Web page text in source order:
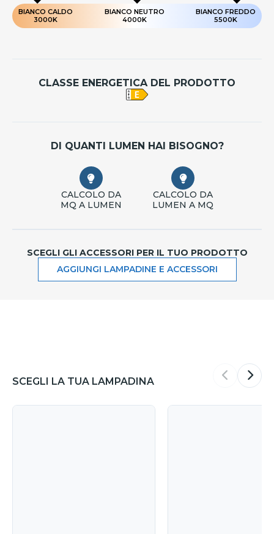
BIANCO CALDO
3000K
BIANCO NEUTRO
4000K
BIANCO FREDDO
5500K
CLASSE ENERGETICA DEL PRODOTTO
DI QUANTI LUMEN HAI BISOGNO?
CALCOLO DA
MQ A LUMEN
CALCOLO DA
LUMEN A MQ
SCEGLI GLI ACCESSORI PER IL TUO PRODOTTO
AGGIUNGI LAMPADINE E ACCESSORI
SCEGLI LA TUA LAMPADINA